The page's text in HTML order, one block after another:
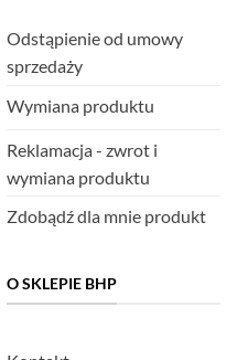
Odstąpienie od umowy
sprzedaży
Wymiana produktu
Reklamacja - zwrot i
wymiana produktu
Zdobądź dla mnie produkt
O SKLEPIE BHP